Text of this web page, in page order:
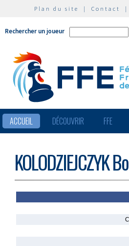
Plan du site | Contact |
Rechercher un joueur
ACCUEIL DÉCOUVRIR FFE
KOLODZIEJCZYK